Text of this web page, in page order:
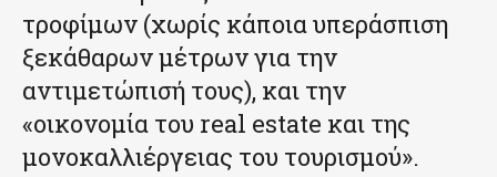
τροφίμων (χωρίς κάποια υπεράσπιση
ξεκάθαρων μέτρων για την
αντιμετώπισή τους), και την
«οικονομία του real estate και της
μονοκαλλιέργειας του τουρισμού».